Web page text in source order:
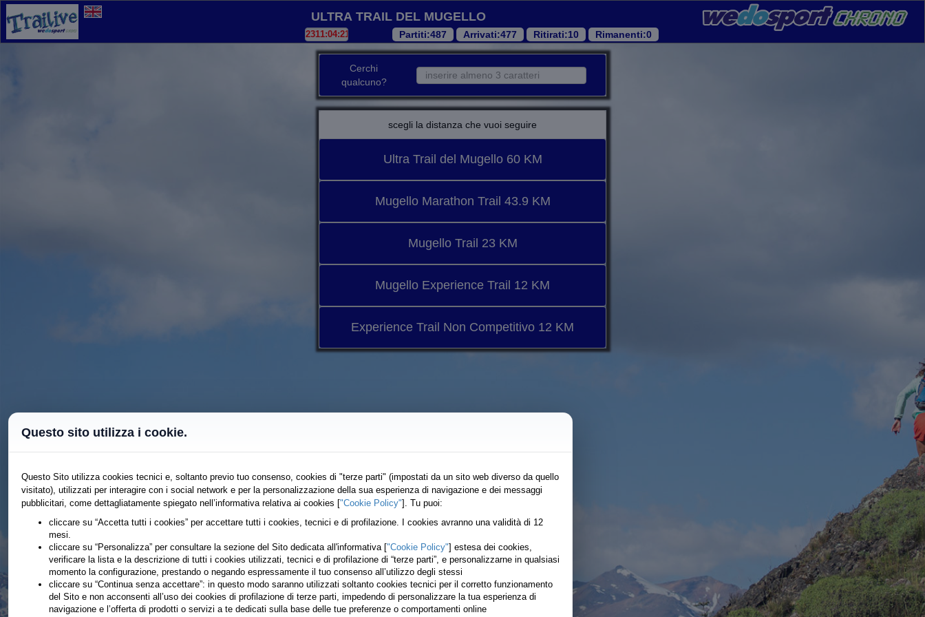
Ultra Trail del Mugello
Partiti:487 Arrivati:477 Ritirati:10 Rimanenti:0
Cerchi
qualcuno?
scegli la distanza che vuoi seguire
Ultra Trail del Mugello 60 KM
Mugello Marathon Trail 43.9 KM
Mugello Trail 23 KM
Mugello Experience Trail 12 KM
Experience Trail Non Competitivo 12 KM
Questo sito utilizza i cookie.
Questo Sito utilizza cookies tecnici e, soltanto previo tuo consenso, cookies di "terze parti" (impostati da un sito web diverso da quello
visitato), utilizzati per interagire con i social network e per la personalizzazione della sua esperienza di navigazione e dei messaggi
pubblicitari, come dettagliatamente spiegato nell’informativa relativa ai cookies ["Cookie Policy"]. Tu puoi:
cliccare su “Accetta tutti i cookies” per accettare tutti i cookies, tecnici e di profilazione. I cookies avranno una validità di 12
mesi.
cliccare su “Personalizza” per consultare la sezione del Sito dedicata all'informativa ["Cookie Policy"] estesa dei cookies,
verificare la lista e la descrizione di tutti i cookies utilizzati, tecnici e di profilazione di “terze parti”, e personalizzarne in qualsiasi
momento la configurazione, prestando o negando espressamente il tuo consenso all’utilizzo degli stessi
cliccare su “Continua senza accettare”: in questo modo saranno utilizzati soltanto cookies tecnici per il corretto funzionamento
del Sito e non acconsenti all’uso dei cookies di profilazione di terze parti, impedendo di personalizzare la tua esperienza di
navigazione e l’offerta di prodotti o servizi a te dedicati sulla base delle tue preferenze o comportamenti online